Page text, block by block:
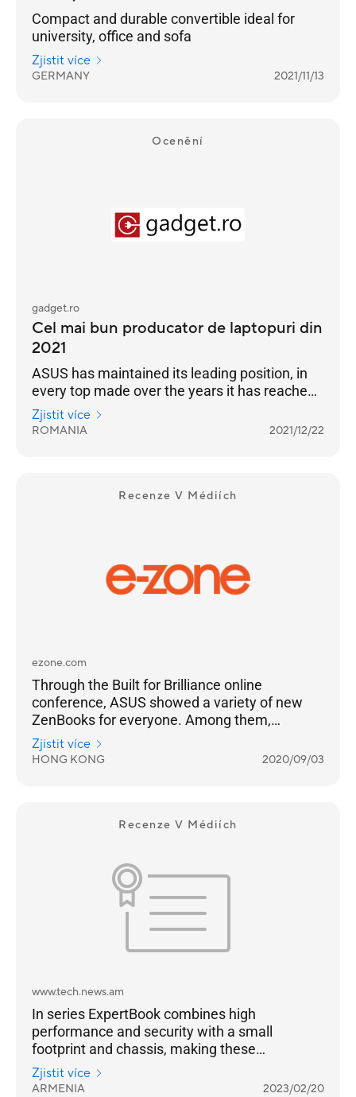
Compact and durable convertible ideal for
university, office and sofa
Zjistit více
GERMANY 2021/11/13
Ocenění
gadget.ro
Cel mai bun producator de laptopuri din
2021
ASUS has maintained its leading position, in
every top made over the years it has reached
the highest position of the podium
Zjistit více
ROMANIA 2021/12/22
Recenze V Médiích
ezone.com
Through the Built for Brilliance online
conference, ASUS showed a variety of new
ZenBooks for everyone. Among them,
ZenBook Flip S and ZenBook S have a black
gold body with a red copper diamond cut
Zjistit více
HONG KONG 2020/09/03
Recenze V Médiích
www.tech.news.am
In series ExpertBook combines high
performance and security with a small
footprint and chassis, making these
notebooks a bright choice for business
representatives.
Zjistit více
ARMENIA 2023/02/20